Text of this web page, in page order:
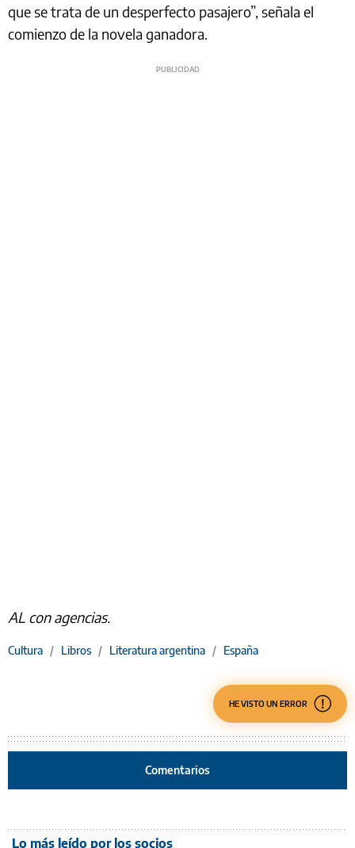
que se trata de un desperfecto pasajero”, señala el
comienzo de la novela ganadora.
AL con agencias.
Cultura / Libros / Literatura argentina / España
HE VISTO UN ERROR
Comentarios
Lo más leído por los socios